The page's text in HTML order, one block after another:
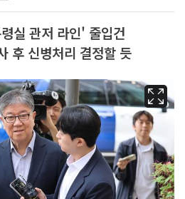
실 관저 라인' 줄입건
후 신병처리 결정할 듯